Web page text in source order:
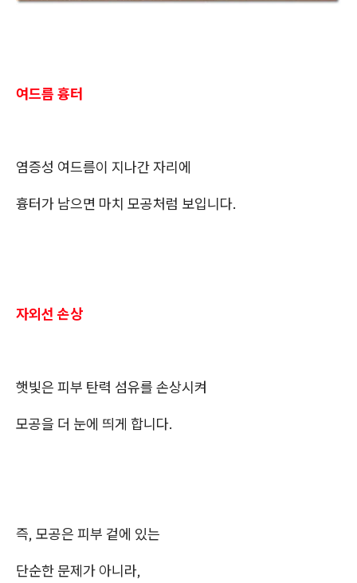
여드름 흉터
염증성 여드름이 지나간 자리에
흉터가 남으면 마치 모공처럼 보입니다.
자외선 손상
햇빛은 피부 탄력 섬유를 손상시켜
모공을 더 눈에 띄게 합니다.
즉, 모공은 피부 겉에 있는
단순한 문제가 아니라,